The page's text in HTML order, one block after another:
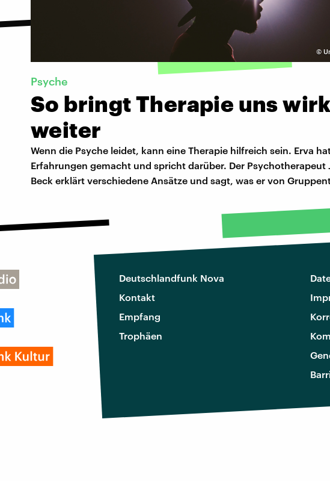
©
Psyche
So bringt Therapie uns
weiter
Wenn die Psyche leidet, kann eine Therapie hilfreich sein. Erva
Erfahrungen gemacht und spricht darüber. Der Psychotherapeut
Beck erklärt verschiedene Ansätze und sagt, was er von
Deutschlandfunk Nova
Kontakt
Empfang
Trophäen